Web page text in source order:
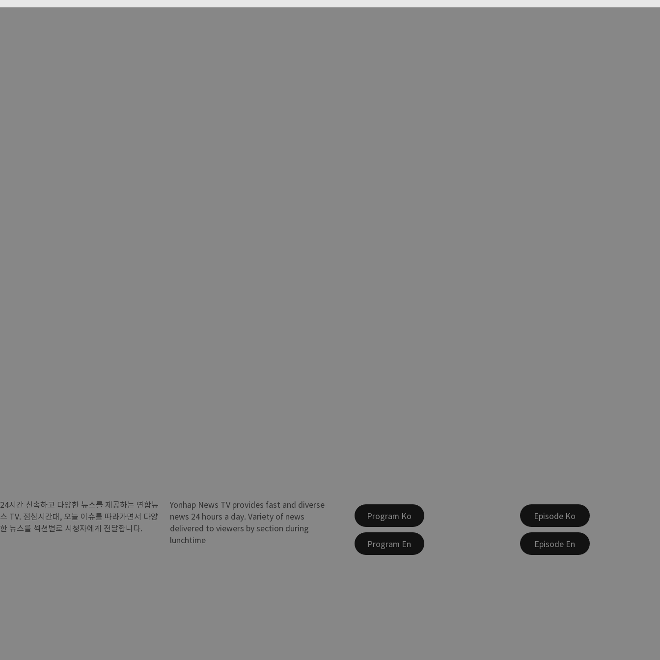
24시간 신속하고 다양한 뉴스를 제공하는 연합뉴
스 TV. 점심시간대, 오늘 이슈를 따라가면서 다양
한 뉴스를 섹션별로 시청자에게 전달합니다.
Yonhap News TV provides fast and diverse
news 24 hours a day. Variety of news
delivered to viewers by section during
lunchtime
Program Ko
Program En
Episode Ko
Episode En